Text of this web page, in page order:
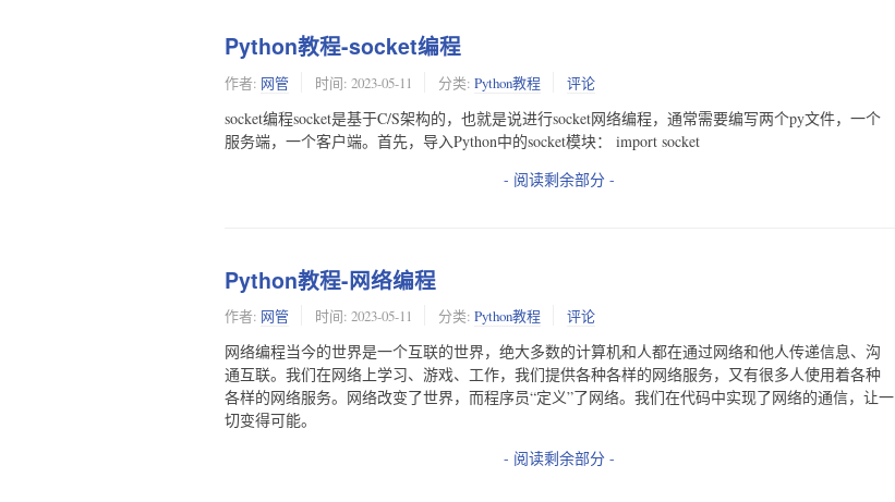
Python教程-socket编程
作者: 网管 时间: 2023-05-11 分类: Python教程 评论
socket编程socket是基于C/S架构的，也就是说进行socket网络编程，通常需要编写两个py文件，一个
服务端，一个客户端。首先，导入Python中的socket模块： import socket
- 阅读剩余部分 -
Python教程-网络编程
作者: 网管 时间: 2023-05-11 分类: Python教程 评论
网络编程当今的世界是一个互联的世界，绝大多数的计算机和人都在通过网络和他人传递信息、沟
通互联。我们在网络上学习、游戏、工作，我们提供各种各样的网络服务，又有很多人使用着各种
各样的网络服务。网络改变了世界，而程序员“定义”了网络。我们在代码中实现了网络的通信，让一
切变得可能。
- 阅读剩余部分 -